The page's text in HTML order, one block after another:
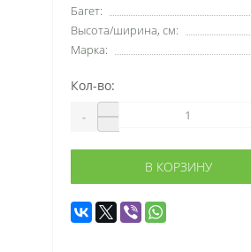
Багет:
Высота/ширина, см:
Марка:
Кол-во:
-
В КОРЗИНУ